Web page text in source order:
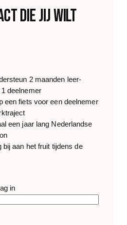
die jij wilt
2 maanden leer-
deelnemer
een fiets voor een deelnemer
een jaar lang Nederlandse
bij aan het fruit tijdens de
in